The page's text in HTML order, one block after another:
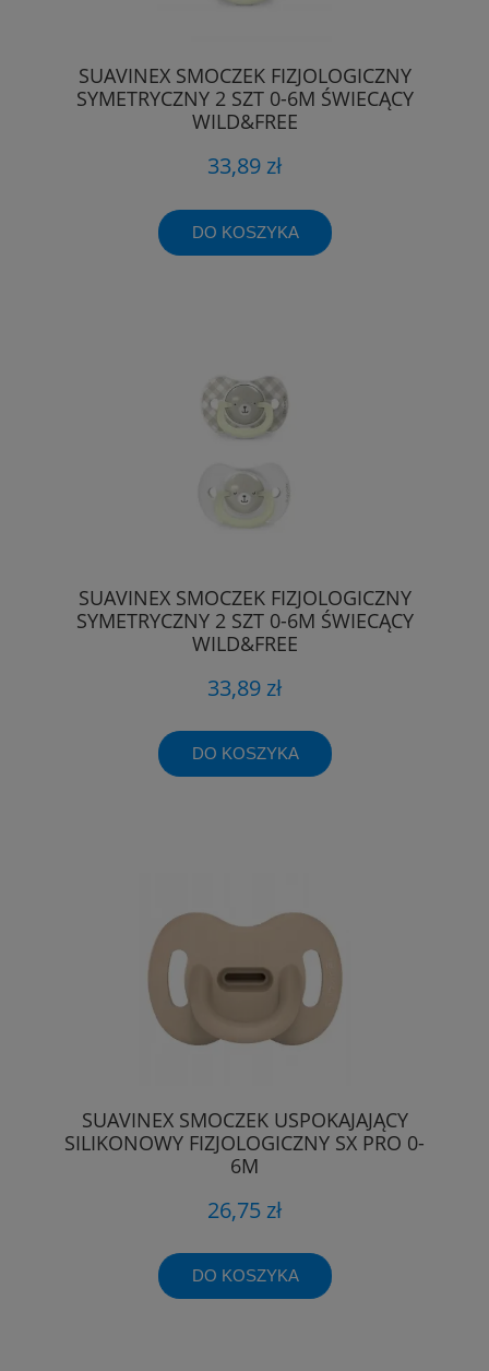
SUAVINEX SMOCZEK FIZJOLOGICZNY
SYMETRYCZNY 2 SZT 0-6M ŚWIECĄCY
WILD&FREE
33,89 zł
DO KOSZYKA
SUAVINEX SMOCZEK FIZJOLOGICZNY
SYMETRYCZNY 2 SZT 0-6M ŚWIECĄCY
WILD&FREE
33,89 zł
DO KOSZYKA
SUAVINEX SMOCZEK USPOKAJAJĄCY
SILIKONOWY FIZJOLOGICZNY SX PRO 0-
6M
26,75 zł
DO KOSZYKA